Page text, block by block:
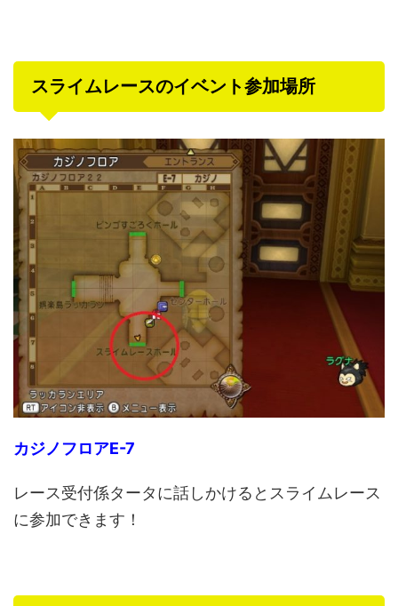
スライムレースのイベント参加場所
カジノフロアE-7
レース受付係タータに話しかけるとスライムレース
に参加できます！